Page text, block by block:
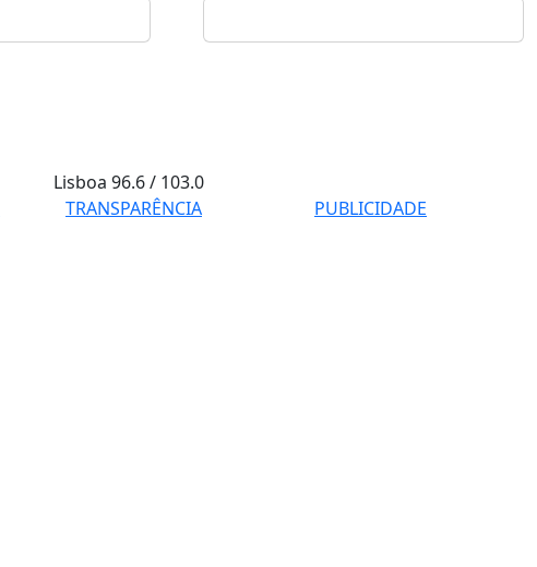
Lisboa96.6 / 103.0
TRANSPARÊNCIA
PUBLICIDADE